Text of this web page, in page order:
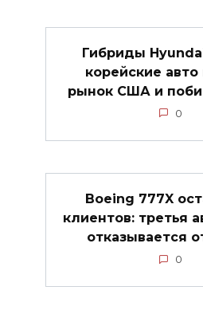
Гибриды
корейские
рынок США и
0
Boeing 777X
клиентов: третья
отказывается
0